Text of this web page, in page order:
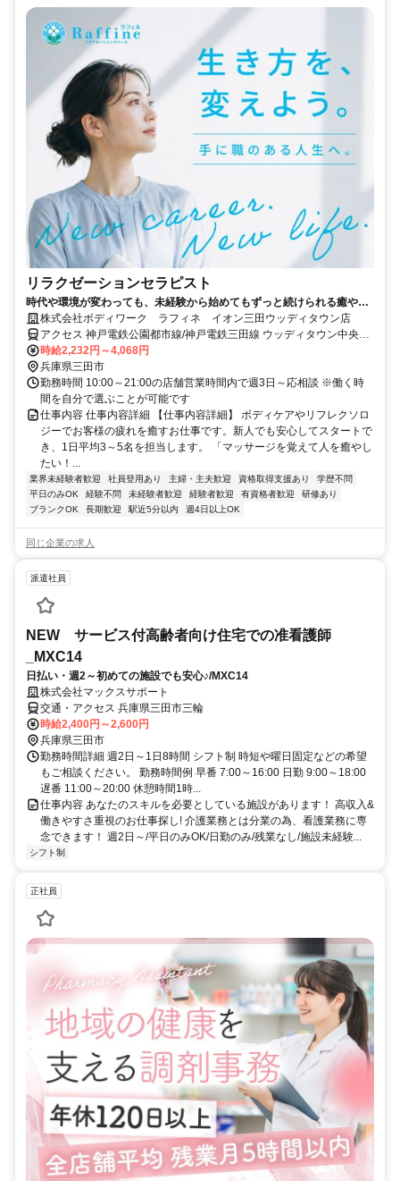
リラクゼーションセラピスト
時代や環境が変わっても、未経験から始めてもずっと続けられる癒やし
の仕事。手に職を身につけて、生き方を変えよう。
株式会社ボディワーク ラフィネ イオン三田ウッディタウン店
アクセス 神戸電鉄公園都市線/神戸電鉄三田線 ウッディタウン中央徒
歩約6分、神戸電鉄公園都市線 南ウッディタウン西口徒歩約11分、Ｊ
Ｒ福知山線〔宝塚線〕 新三田徒歩約31分 最寄駅：ウッディタウン中
央駅
時給2,232円～4,068円
兵庫県三田市
勤務時間 10:00～21:00の店舗営業時間内で週3日～応相談 ※働く時
間を自分で選ぶことが可能です
仕事内容 仕事内容詳細 【仕事内容詳細】 ボディケアやリフレクソロ
ジーでお客様の疲れを癒すお仕事です。新人でも安心してスタートで
き、1日平均3～5名を担当します。 「マッサージを覚えて人を癒やし
たい！...
業界未経験者歓迎 社員登用あり 主婦・主夫歓迎 資格取得支援あり
学歴不問
平日のみOK
経験不問 未経験者歓迎 経験者歓迎 有資格者歓迎
研修あり
ブランクOK
長期歓迎 駅近5分以内 週4日以上OK
同じ企業の求人
派遣社員
NEW サービス付高齢者向け住宅での准看護師
_MXC14
日払い・週2～初めての施設でも安心♪/MXC14
株式会社マックスサポート
交通・アクセス 兵庫県三田市三輪
時給2,400円～2,600円
兵庫県三田市
勤務時間詳細 週2日～1日8時間 シフト制 時短や曜日固定などの希望
もご相談ください。 勤務時間例 早番 7:00～16:00 日勤 9:00～18:00
遅番 11:00～20:00 休憩時間1時...
仕事内容 あなたのスキルを必要としている施設があります！ 高収入&
働きやすさ重視のお仕事探し! 介護業務とは分業の為、看護業務に専
念できます！ 週2日～/平日のみOK/日勤のみ/残業なし/施設未経験...
シフト制
正社員